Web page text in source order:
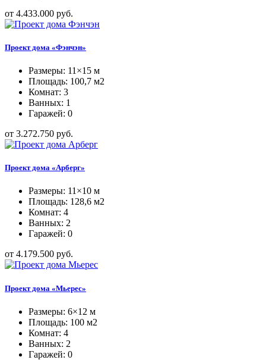
от 4.433.000 руб.
Проект дома «Фэнчэн»
Размеры: 11×15 м
Площадь: 100,7 м2
Комнат: 3
Ванных: 1
Гаражей: 0
от 3.272.750 руб.
Проект дома «Арберг»
Размеры: 11×10 м
Площадь: 128,6 м2
Комнат: 4
Ванных: 2
Гаражей: 0
от 4.179.500 руб.
Проект дома «Мьерес»
Размеры: 6×12 м
Площадь: 100 м2
Комнат: 4
Ванных: 2
Гаражей: 0